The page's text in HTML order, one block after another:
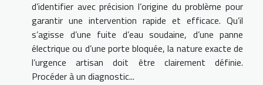
d’identifier avec précision l’origine du problème pour
garantir une intervention rapide et efficace. Qu’il
s’agisse d’une fuite d’eau soudaine, d’une panne
électrique ou d’une porte bloquée, la nature exacte de
l’urgence artisan doit être clairement définie.
Procéder à un diagnostic...